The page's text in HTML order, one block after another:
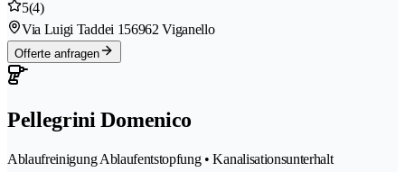
5(4)
Via Luigi Taddei 156962 Viganello
Offerte anfragen
Pellegrini Domenico
Ablaufreinigung Ablaufentstopfung • Kanalisationsunterhalt